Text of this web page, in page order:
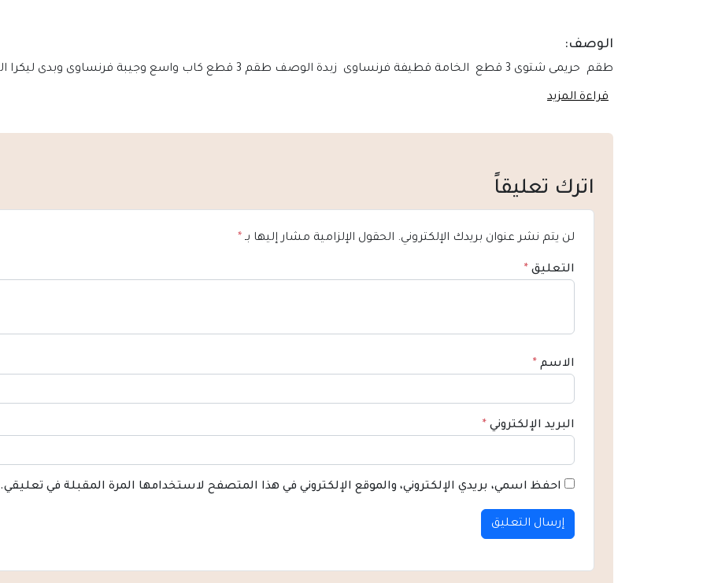
الوصف:
طقم حريمى شتوى 3 قطع الخامة قطيفة فرنساوى زبدة الوصف طقم 3 قطع كاب واسع وجيبة فرنساوى وبدى ليكرا المقاسات مقاس 1
قراءة المزيد
اترك تعليقاً
لن يتم نشر عنوان بريدك الإلكتروني. الحقول الإلزامية مشار إليها بـ *
التعليق *
الاسم *
البريد الإلكتروني *
احفظ اسمي، بريدي الإلكتروني، والموقع الإلكتروني في هذا المتصفح لاستخدامها المرة المقبلة في تعليقي.